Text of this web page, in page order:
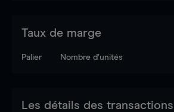
Taux de marge
Palier Nombre d’unités
Les détails des transactions